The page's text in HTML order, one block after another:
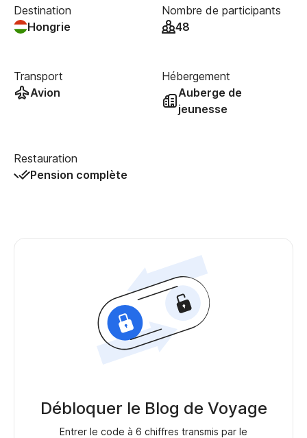
Destination
Hongrie
Nombre de participants
48
Transport
Avion
Hébergement
Auberge de
jeunesse
Restauration
Pension complète
Débloquer le Blog de Voyage
Entrer le code à 6 chiffres transmis par le